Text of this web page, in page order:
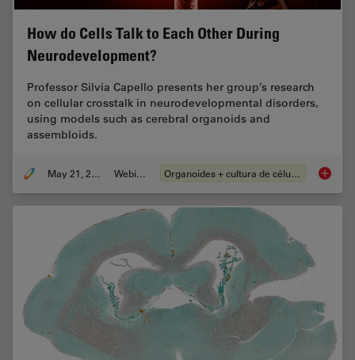
How do Cells Talk to Each Other During
Neurodevelopment?
Professor Silvia Capello presents her group’s research
on cellular crosstalk in neurodevelopmental disorders,
using models such as cerebral organoids and
assembloids.
May 21, 2024 Webinar Organoides + cultura de células 3D How